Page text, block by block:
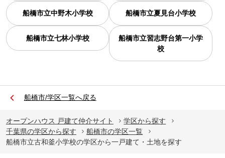
船橋市立中野木小学校 船橋市立夏見台小学校
船橋市立七林小学校
船橋市立習志野台第一小学
校
船橋市/学区一覧へ戻る
オープンハウス 戸建て仲介サイト
学区から探す
千葉県の学区から探す
船橋市の学区一覧
船橋市立古和釜小学校の学区から一戸建て・土地を探す